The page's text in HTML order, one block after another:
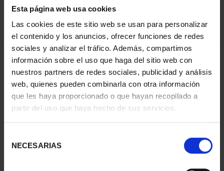
Esta página web usa cookies
Las cookies de este sitio web se usan para personalizar
el contenido y los anuncios, ofrecer funciones de redes
sociales y analizar el tráfico. Además, compartimos
información sobre el uso que haga del sitio web con
nuestros partners de redes sociales, publicidad y análisis
web, quienes pueden combinarla con otra información
que les haya proporcionado o que hayan recopilado a
partir del uso que haya hecho de sus servicios.
NECESARIAS
3 Productos encontrados